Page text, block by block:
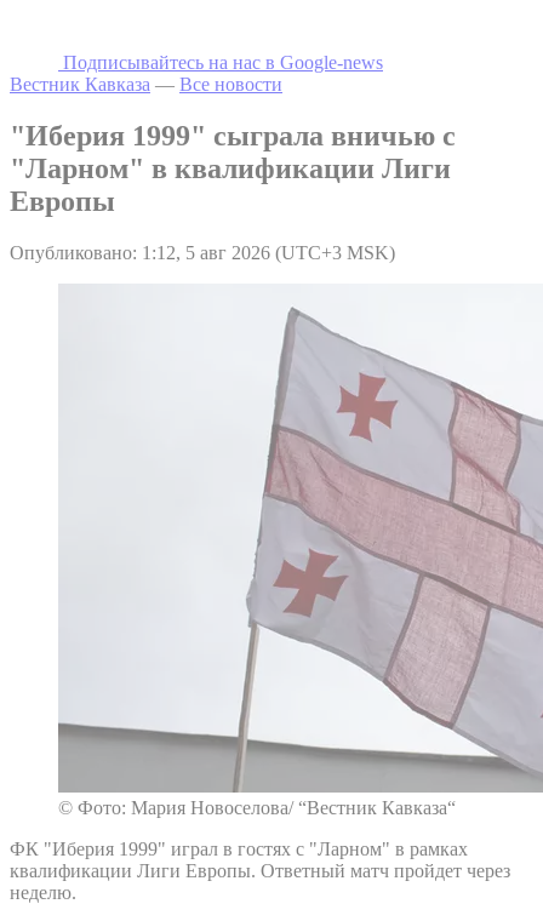
Подписывайтесь на наc в Google-news
Вестник Кавказа — Все новости
"Иберия 1999" сыграла вничью с
"Ларном" в квалификации Лиги
Европы
Опубликовано: 1:12, 5 авг 2026 (UTC+3 MSK)
© Фото: Мария Новоселова/ “Вестник Кавказа“
ФК "Иберия 1999" играл в гостях с "Ларном" в рамках
квалификации Лиги Европы. Ответный матч пройдет через
неделю.